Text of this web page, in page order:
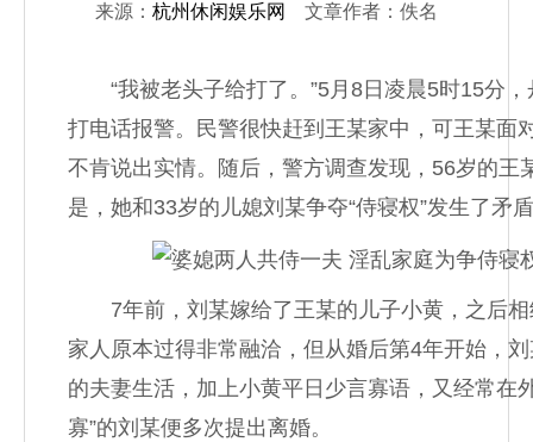
来源： 杭州休闲娱乐网 文章作者：佚名
“我被老头子给打了。”5月8日凌晨5时15分，
打电话报警。民警很快赶到王某家中，可王某面
不肯说出实情。随后，警方调查发现，56岁的王
是，她和33岁的儿媳刘某争夺“侍寝权”发生了矛
7年前，刘某嫁给了王某的儿子小黄，之后相
家人原本过得非常融洽，但从婚后第4年开始，
的夫妻生活，加上小黄平日少言寡语，又经常在
寡”的刘某便多次提出离婚。